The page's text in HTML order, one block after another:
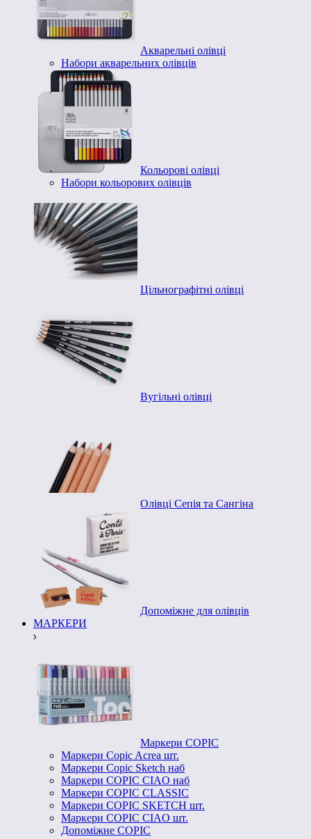
Акварельні олівці
Набори акварельних олівців
Кольорові олівці
Набори кольорових олівців
Цільнографітні олівці
Вугільні олівці
Олівці Сепія та Сангіна
Допоміжне для олівців
МАРКЕРИ
Маркери COPIC
Маркери Copic Acrea шт.
Маркери Copic Sketch наб
Маркери COPIC CIAO наб
Маркери COPIC CLASSIC
Маркери COPIC SKETCH шт.
Маркери COPIC CIAO шт.
Допоміжне COPIC